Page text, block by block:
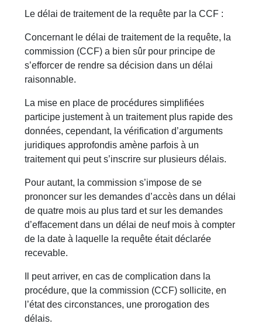
Le délai de traitement de la requête par la CCF :
Concernant le délai de traitement de la requête, la
commission (CCF) a bien sûr pour principe de
s’efforcer de rendre sa décision dans un délai
raisonnable.
La mise en place de procédures simplifiées
participe justement à un traitement plus rapide des
données, cependant, la vérification d’arguments
juridiques approfondis amène parfois à un
traitement qui peut s’inscrire sur plusieurs délais.
Pour autant, la commission s’impose de se
prononcer sur les demandes d’accès dans un délai
de quatre mois au plus tard et sur les demandes
d’effacement dans un délai de neuf mois à compter
de la date à laquelle la requête était déclarée
recevable.
Il peut arriver, en cas de complication dans la
procédure, que la commission (CCF) sollicite, en
l’état des circonstances, une prorogation des
délais.